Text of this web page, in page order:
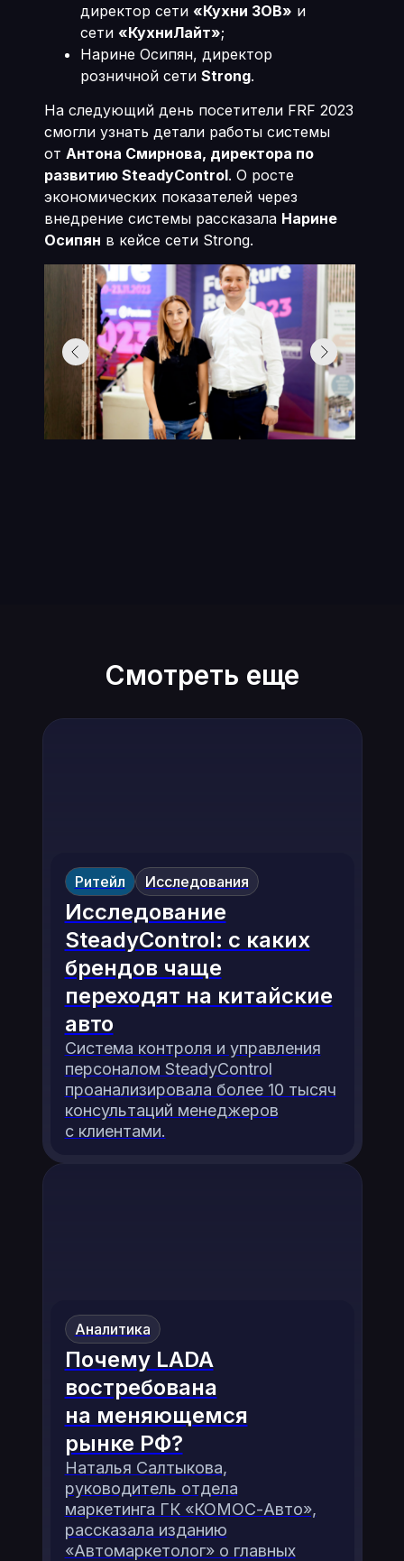
директор сети «Кухни ЗОВ» и
сети «КухниЛайт»;
Нарине Осипян, директор
розничной сети Strong.
На следующий день посетители FRF 2023
смогли узнать детали работы системы
от Антона Смирнова, директора по
развитию SteadyControl. О росте
экономических показателей через
внедрение системы рассказала Нарине
Осипян в кейсе сети Strong.
Ритейл Исследования
Исследование
SteadyControl: с каких
брендов чаще
переходят на китайские
авто
Система контроля и управления
персоналом SteadyControl
проанализировала более 10 тысяч
консультаций менеджеров
с клиентами.
Аналитика
Почему LADA
востребована
на меняющемся
рынке РФ?
Наталья Салтыкова,
руководитель отдела
маркетинга ГК «КОМОС-Авто»,
рассказала изданию
«Автомаркетолог» о главных
Смотреть еще